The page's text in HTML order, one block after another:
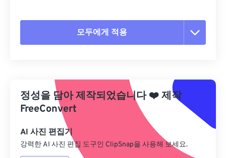
모두에게 적용
사전 설정에서 적용
사전 설정으로 저장
정성을 담아 제작되었습니다❤️제작
FreeConvert
AI 사진 편집기
강력한 AI 사진 편집 도구인 ClipSnap을 사용해 보세요.